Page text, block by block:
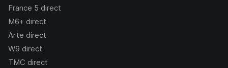
France 5 direct
M6+ direct
Arte direct
W9 direct
TMC direct